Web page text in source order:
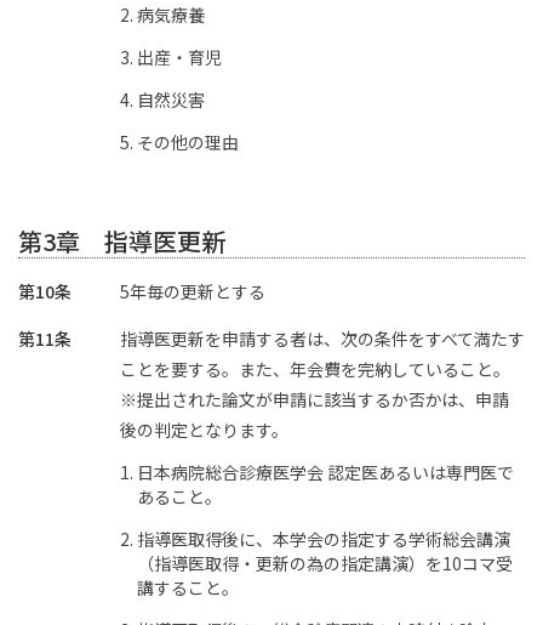
病気療養
出産・育児
自然災害
その他の理由
第3章 指導医更新
第10条
5年毎の更新とする
第11条
指導医更新を申請する者は、次の条件をすべて満たす
ことを要する。また、年会費を完納していること。
※提出された論文が申請に該当するか否かは、申請
後の判定となります。
日本病院総合診療医学会 認定医あるいは専門医で
あること。
指導医取得後に、本学会の指定する学術総会講演
（指導医取得・更新の為の指定講演）を10コマ受
講すること。